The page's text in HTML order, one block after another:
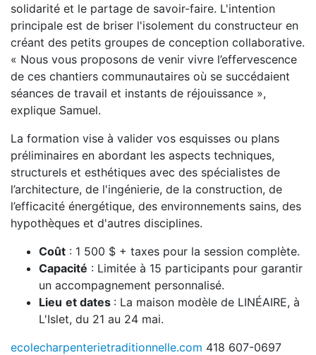
solidarité et le partage de savoir-faire. L'intention
principale est de briser l'isolement du constructeur en
créant des petits groupes de conception collaborative.
« Nous vous proposons de venir vivre l’effervescence
de ces chantiers communautaires où se succédaient
séances de travail et instants de réjouissance »,
explique Samuel.
La formation vise à valider vos esquisses ou plans
préliminaires en abordant les aspects techniques,
structurels et esthétiques avec des spécialistes de
l’architecture, de l'ingénierie, de la construction, de
l’efficacité énergétique, des environnements sains, des
hypothèques et d'autres disciplines.
Coût : 1 500 $ + taxes pour la session complète.
Capacité : Limitée à 15 participants pour garantir
un accompagnement personnalisé.
Lieu et dates : La maison modèle de LINÉAIRE, à
L'Islet, du 21 au 24 mai.
ecolecharpenterietraditionnelle.com 418 607-0697